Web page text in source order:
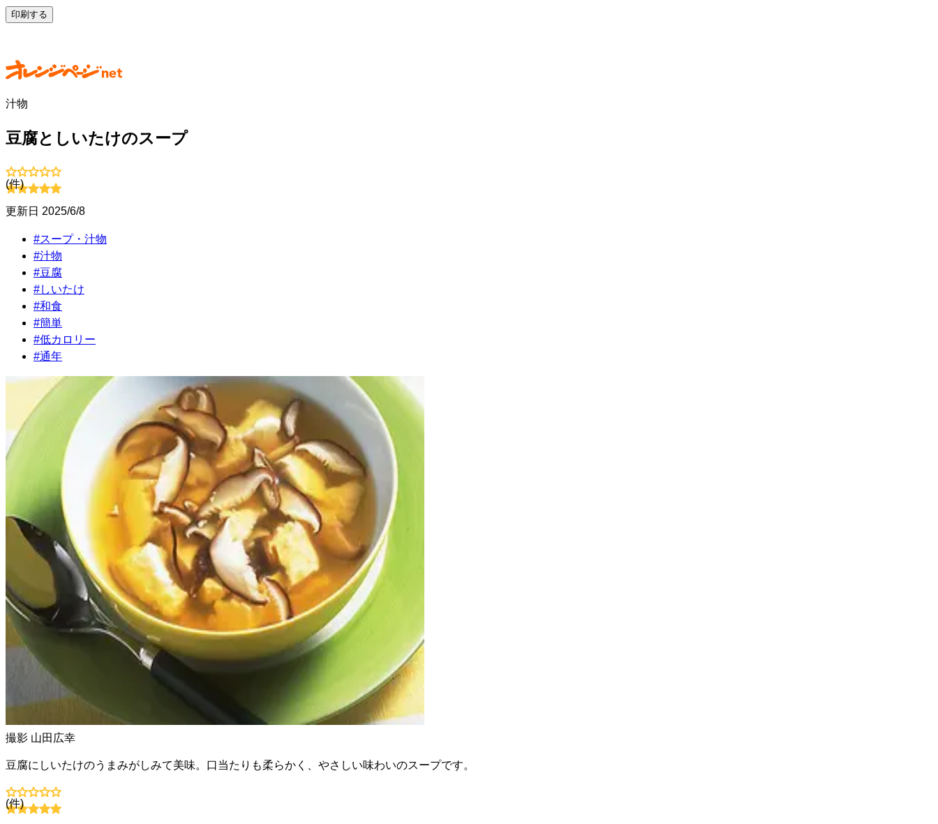
印刷する
汁物
豆腐としいたけのスープ
(件)
更新日 2025/6/8
#スープ・汁物
#汁物
#豆腐
#しいたけ
#和食
#簡単
#低カロリー
#通年
撮影 山田広幸
豆腐にしいたけのうまみがしみて美味。口当たりも柔らかく、やさしい味わいのスープです。
(件)